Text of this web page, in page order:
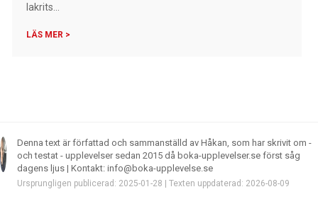
lakrits...
LÄS MER >
Denna text är författad och sammanställd av Håkan, som har skrivit om -
och testat - upplevelser sedan 2015 då boka-upplevelser.se först såg
dagens ljus | Kontakt: info@boka-upplevelse.se
Ursprungligen publicerad: 2025-01-28 | Texten uppdaterad: 2026-08-09